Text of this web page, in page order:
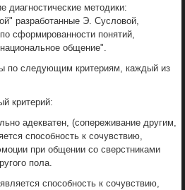
методики:
разработанные Э. Сусловой,
сформированности понятий,
общение".
по следующим критериям, каждый из
критерий:
адекватен, (сопереживание другим,
способность к сочувствию,
при общении со сверстниками
пола.
способность к сочувствию,